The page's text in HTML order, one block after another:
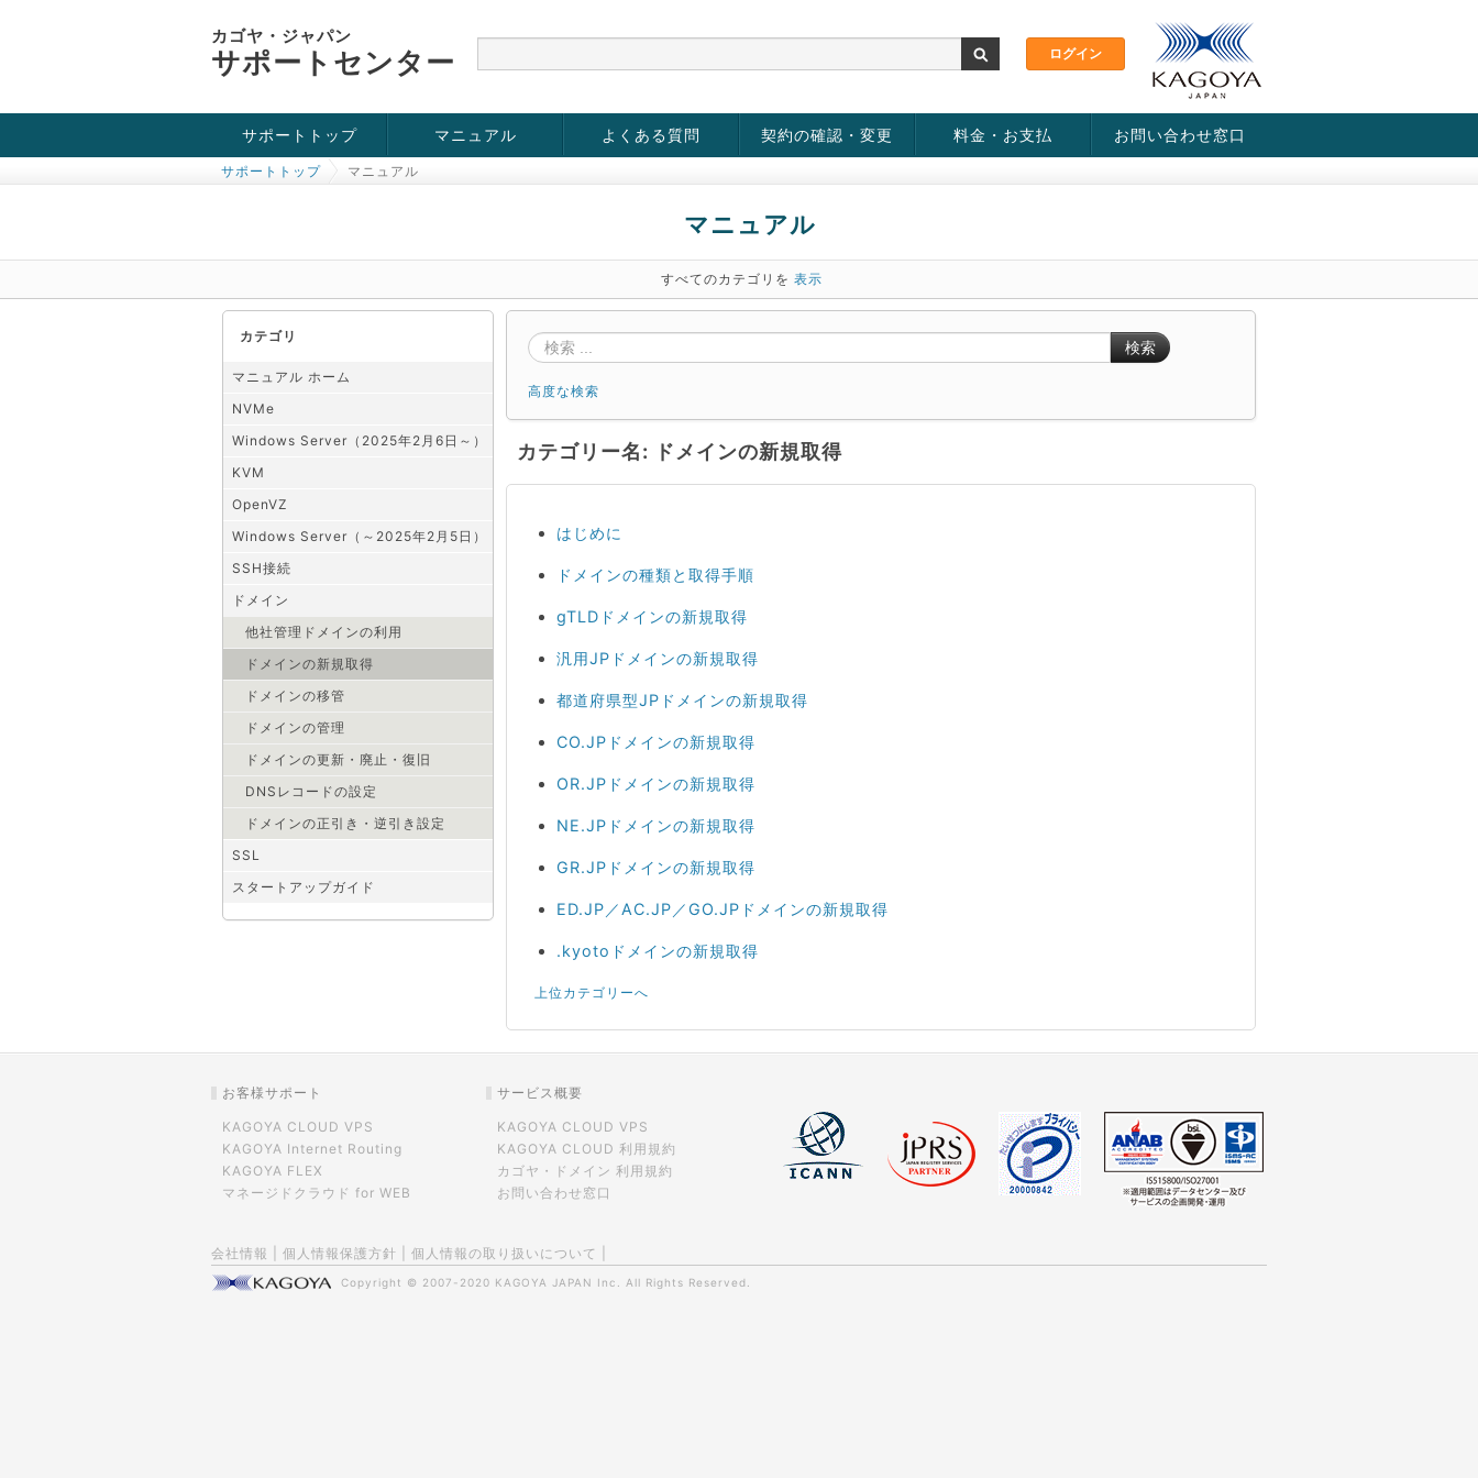
カゴヤ・ジャパン
サポートセンター
サポートトップ
お役立ち情報
チュートリアル
障害・メンテナンス情報
マニュアル
KVM
OpenVZ
Windows Server
SSH接続
ドメイン
SSL
よくある質問 契約の確認・変更 料金・お支払 お問い合わせ窓口
サポートトップ マニュアル
マニュアル
すべてのカテゴリを 表示
カテゴリ
マニュアル ホーム
NVMe
Windows Server（2025年2月6日～）
KVM
OpenVZ
Windows Server（～2025年2月5日）
SSH接続
ドメイン
他社管理ドメインの利用
ドメインの新規取得
ドメインの移管
ドメインの管理
ドメインの更新・廃止・復旧
DNSレコードの設定
ドメインの正引き・逆引き設定
SSL
スタートアップガイド
検索
高度な検索
カテゴリー名: ドメインの新規取得
はじめに
ドメインの種類と取得手順
gTLDドメインの新規取得
汎用JPドメインの新規取得
都道府県型JPドメインの新規取得
CO.JPドメインの新規取得
OR.JPドメインの新規取得
NE.JPドメインの新規取得
GR.JPドメインの新規取得
ED.JP／AC.JP／GO.JPドメインの新規取得
.kyotoドメインの新規取得
上位カテゴリーへ
お客様サポート
KAGOYA CLOUD VPS
KAGOYA Internet Routing
KAGOYA FLEX
マネージドクラウド for WEB
サービス概要
KAGOYA CLOUD VPS
KAGOYA CLOUD 利用規約
カゴヤ・ドメイン 利用規約
お問い合わせ窓口
会社情報 個人情報保護方針 個人情報の取り扱いについて
Copyright © 2007-2020 KAGOYA JAPAN Inc. All Rights Reserved.